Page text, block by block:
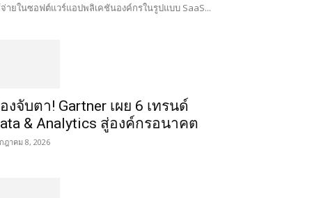
ายในซอฟต์แวร์แอปพลิเคชันองค์กรในรูปแบบ SaaS...
งจับตา! Gartner เผย 6 เทรนด์
& Analytics สู่องค์กรอนาคต
ฎาคม 8, 2026